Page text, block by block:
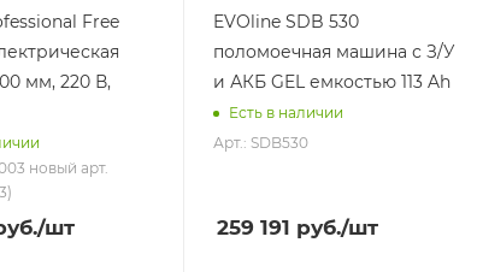
Free
мм, 220 В,
новый арт.
/шт
EVOline SDB 530
поломоечная машина с З/У
и АКБ GEL емкостью 113 Ah
Есть в наличии
Арт.: SDB530
259 191 руб./шт